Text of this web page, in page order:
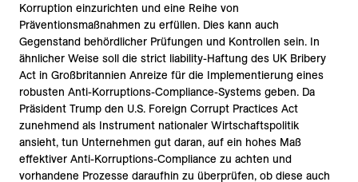
Korruption einzurichten und eine Reihe von
Präventionsmaßnahmen zu erfüllen. Dies kann auch
Gegenstand behördlicher Prüfungen und Kontrollen sein. In
ähnlicher Weise soll die strict liability-Haftung des UK Bribery
Act in Großbritannien Anreize für die Implementierung eines
robusten Anti-Korruptions-Compliance-Systems geben. Da
Präsident Trump den U.S. Foreign Corrupt Practices Act
zunehmend als Instrument nationaler Wirtschaftspolitik
ansieht, tun Unternehmen gut daran, auf ein hohes Maß
effektiver Anti-Korruptions-Compliance zu achten und
vorhandene Prozesse daraufhin zu überprüfen, ob diese auch